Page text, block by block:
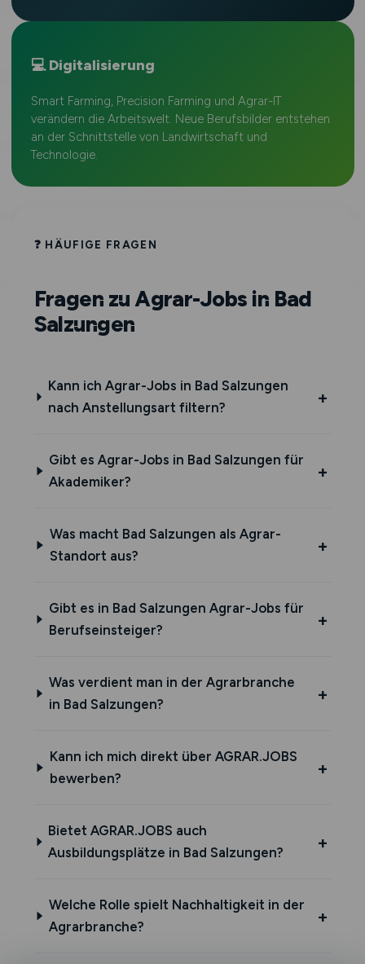
💻 Digitalisierung
Smart Farming, Precision Farming und Agrar-IT
verändern die Arbeitswelt. Neue Berufsbilder entstehen
an der Schnittstelle von Landwirtschaft und
Technologie.
❓ HÄUFIGE FRAGEN
Fragen zu Agrar-Jobs in Bad
Salzungen
Kann ich Agrar-Jobs in Bad Salzungen
nach Anstellungsart filtern?
Gibt es Agrar-Jobs in Bad Salzungen für
Akademiker?
Was macht Bad Salzungen als Agrar-
Standort aus?
Gibt es in Bad Salzungen Agrar-Jobs für
Berufseinsteiger?
Was verdient man in der Agrarbranche
in Bad Salzungen?
Kann ich mich direkt über AGRAR.JOBS
bewerben?
Bietet AGRAR.JOBS auch
Ausbildungsplätze in Bad Salzungen?
Welche Rolle spielt Nachhaltigkeit in der
Agrarbranche?